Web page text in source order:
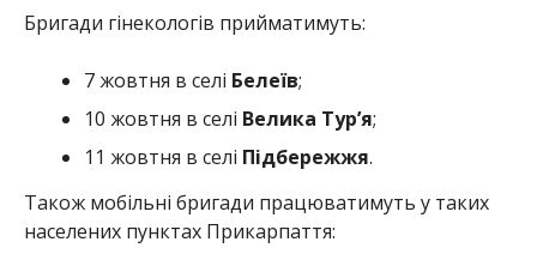
Бригади гінекологів прийматимуть:
7 жовтня в селі Белеїв;
10 жовтня в селі Велика Тур’я;
11 жовтня в селі Підбережжя.
Також мобільні бригади працюватимуть у таких
населених пунктах Прикарпаття: